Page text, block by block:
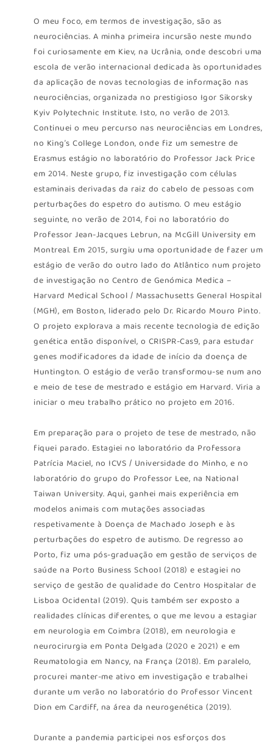
O meu foco, em termos de investigação, são as
neurociências. A minha primeira incursão neste mundo
foi curiosamente em Kiev, na Ucrânia, onde descobri uma
escola de verão internacional dedicada às oportunidades
da aplicação de novas tecnologias de informação nas
neurociências, organizada no prestigioso Igor Sikorsky
Kyiv Polytechnic Institute. Isto, no verão de 2013.
Continuei o meu percurso nas neurociências em Londres,
no King’s College London, onde fiz um semestre de
Erasmus estágio no laboratório do Professor Jack Price
em 2014. Neste grupo, fiz investigação com células
estaminais derivadas da raiz do cabelo de pessoas com
perturbações do espetro do autismo. O meu estágio
seguinte, no verão de 2014, foi no laboratório do
Professor Jean-Jacques Lebrun, na McGill University em
Montreal. Em 2015, surgiu uma oportunidade de fazer um
estágio de verão do outro lado do Atlântico num projeto
de investigação no Centro de Genómica Medica –
Harvard Medical School / Massachusetts General Hospital
(MGH), em Boston, liderado pelo Dr. Ricardo Mouro Pinto.
O projeto explorava a mais recente tecnologia de edição
genética então disponível, o CRISPR-Cas9, para estudar
genes modificadores da idade de início da doença de
Huntington. O estágio de verão transformou-se num ano
e meio de tese de mestrado e estágio em Harvard. Viria a
iniciar o meu trabalho prático no projeto em 2016.
Em preparação para o projeto de tese de mestrado, não
fiquei parado. Estagiei no laboratório da Professora
Patrícia Maciel, no ICVS / Universidade do Minho, e no
laboratório do grupo do Professor Lee, na National
Taiwan University. Aqui, ganhei mais experiência em
modelos animais com mutações associadas
respetivamente à Doença de Machado Joseph e às
perturbações do espetro de autismo. De regresso ao
Porto, fiz uma pós-graduação em gestão de serviços de
saúde na Porto Business School (2018) e estagiei no
serviço de gestão de qualidade do Centro Hospitalar de
Lisboa Ocidental (2019). Quis também ser exposto a
realidades clínicas diferentes, o que me levou a estagiar
em neurologia em Coimbra (2018), em neurologia e
neurocirurgia em Ponta Delgada (2020 e 2021) e em
Reumatologia em Nancy, na França (2018). Em paralelo,
procurei manter-me ativo em investigação e trabalhei
durante um verão no laboratório do Professor Vincent
Dion em Cardiff, na área da neurogenética (2019).
Durante a pandemia participei nos esforços dos